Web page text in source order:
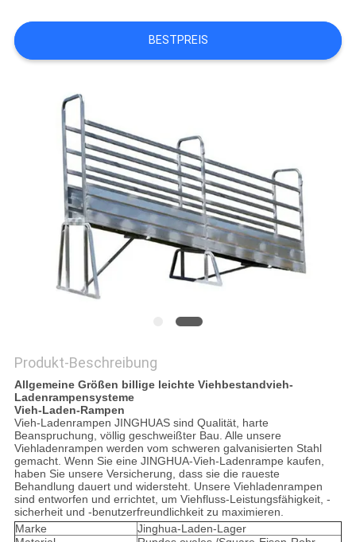
FORDERN
SITEMAP
DATENSCHUTZRICHTLINIE
BESTPREIS
Produkt-Beschreibung
Allgemeine Größen billige leichte Viehbestandvieh-
Ladenrampensysteme
Vieh-Laden-Rampen
Vieh-Ladenrampen JINGHUAS sind Qualität, harte
Beanspruchung, völlig geschweißter Bau. Alle unsere
Viehladenrampen werden vom schweren galvanisierten Stahl
gemacht. Wenn Sie eine JINGHUA-Vieh-Ladenrampe kaufen,
haben Sie unsere Versicherung, dass sie die raueste
Behandlung dauert und widersteht. Unsere Viehladenrampen
sind entworfen und errichtet, um Viehfluss-Leistungsfähigkeit, -
sicherheit und -benutzerfreundlichkeit zu maximieren.
Marke
Jinghua-Laden-Lager